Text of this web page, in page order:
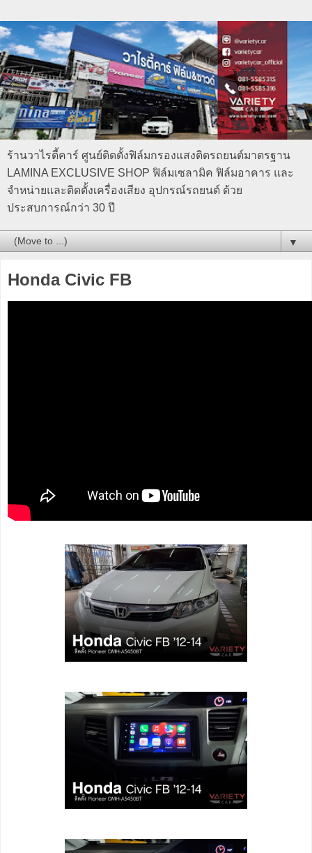
ร้านวาไรตี้คาร์ ศูนย์ติดตั้งฟิล์มกรองแสงติดรถยนต์มาตรฐาน
LAMINA EXCLUSIVE SHOP ฟิล์มเซลามิค ฟิล์มอาคาร และ
จำหน่ายและติดตั้งเครื่องเสียง อุปกรณ์รถยนต์ ด้วย
ประสบการณ์กว่า 30 ปี
▼
Honda Civic FB